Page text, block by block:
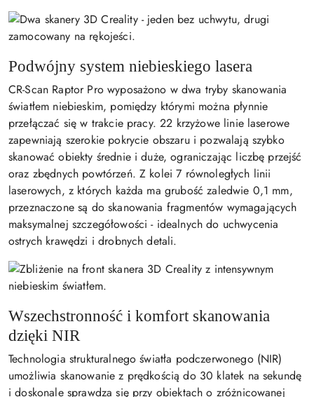
Podwójny system niebieskiego lasera
CR-Scan Raptor Pro wyposażono w dwa tryby skanowania
światłem niebieskim, pomiędzy którymi można płynnie
przełączać się w trakcie pracy. 22 krzyżowe linie laserowe
zapewniają szerokie pokrycie obszaru i pozwalają szybko
skanować obiekty średnie i duże, ograniczając liczbę przejść
oraz zbędnych powtórzeń. Z kolei 7 równoległych linii
laserowych, z których każda ma grubość zaledwie 0,1 mm,
przeznaczone są do skanowania fragmentów wymagających
maksymalnej szczegółowości - idealnych do uchwycenia
ostrych krawędzi i drobnych detali.
Wszechstronność i komfort skanowania
dzięki NIR
Technologia strukturalnego światła podczerwonego (NIR)
umożliwia skanowanie z prędkością do 30 klatek na sekundę
i doskonale sprawdza się przy obiektach o zróżnicowanej